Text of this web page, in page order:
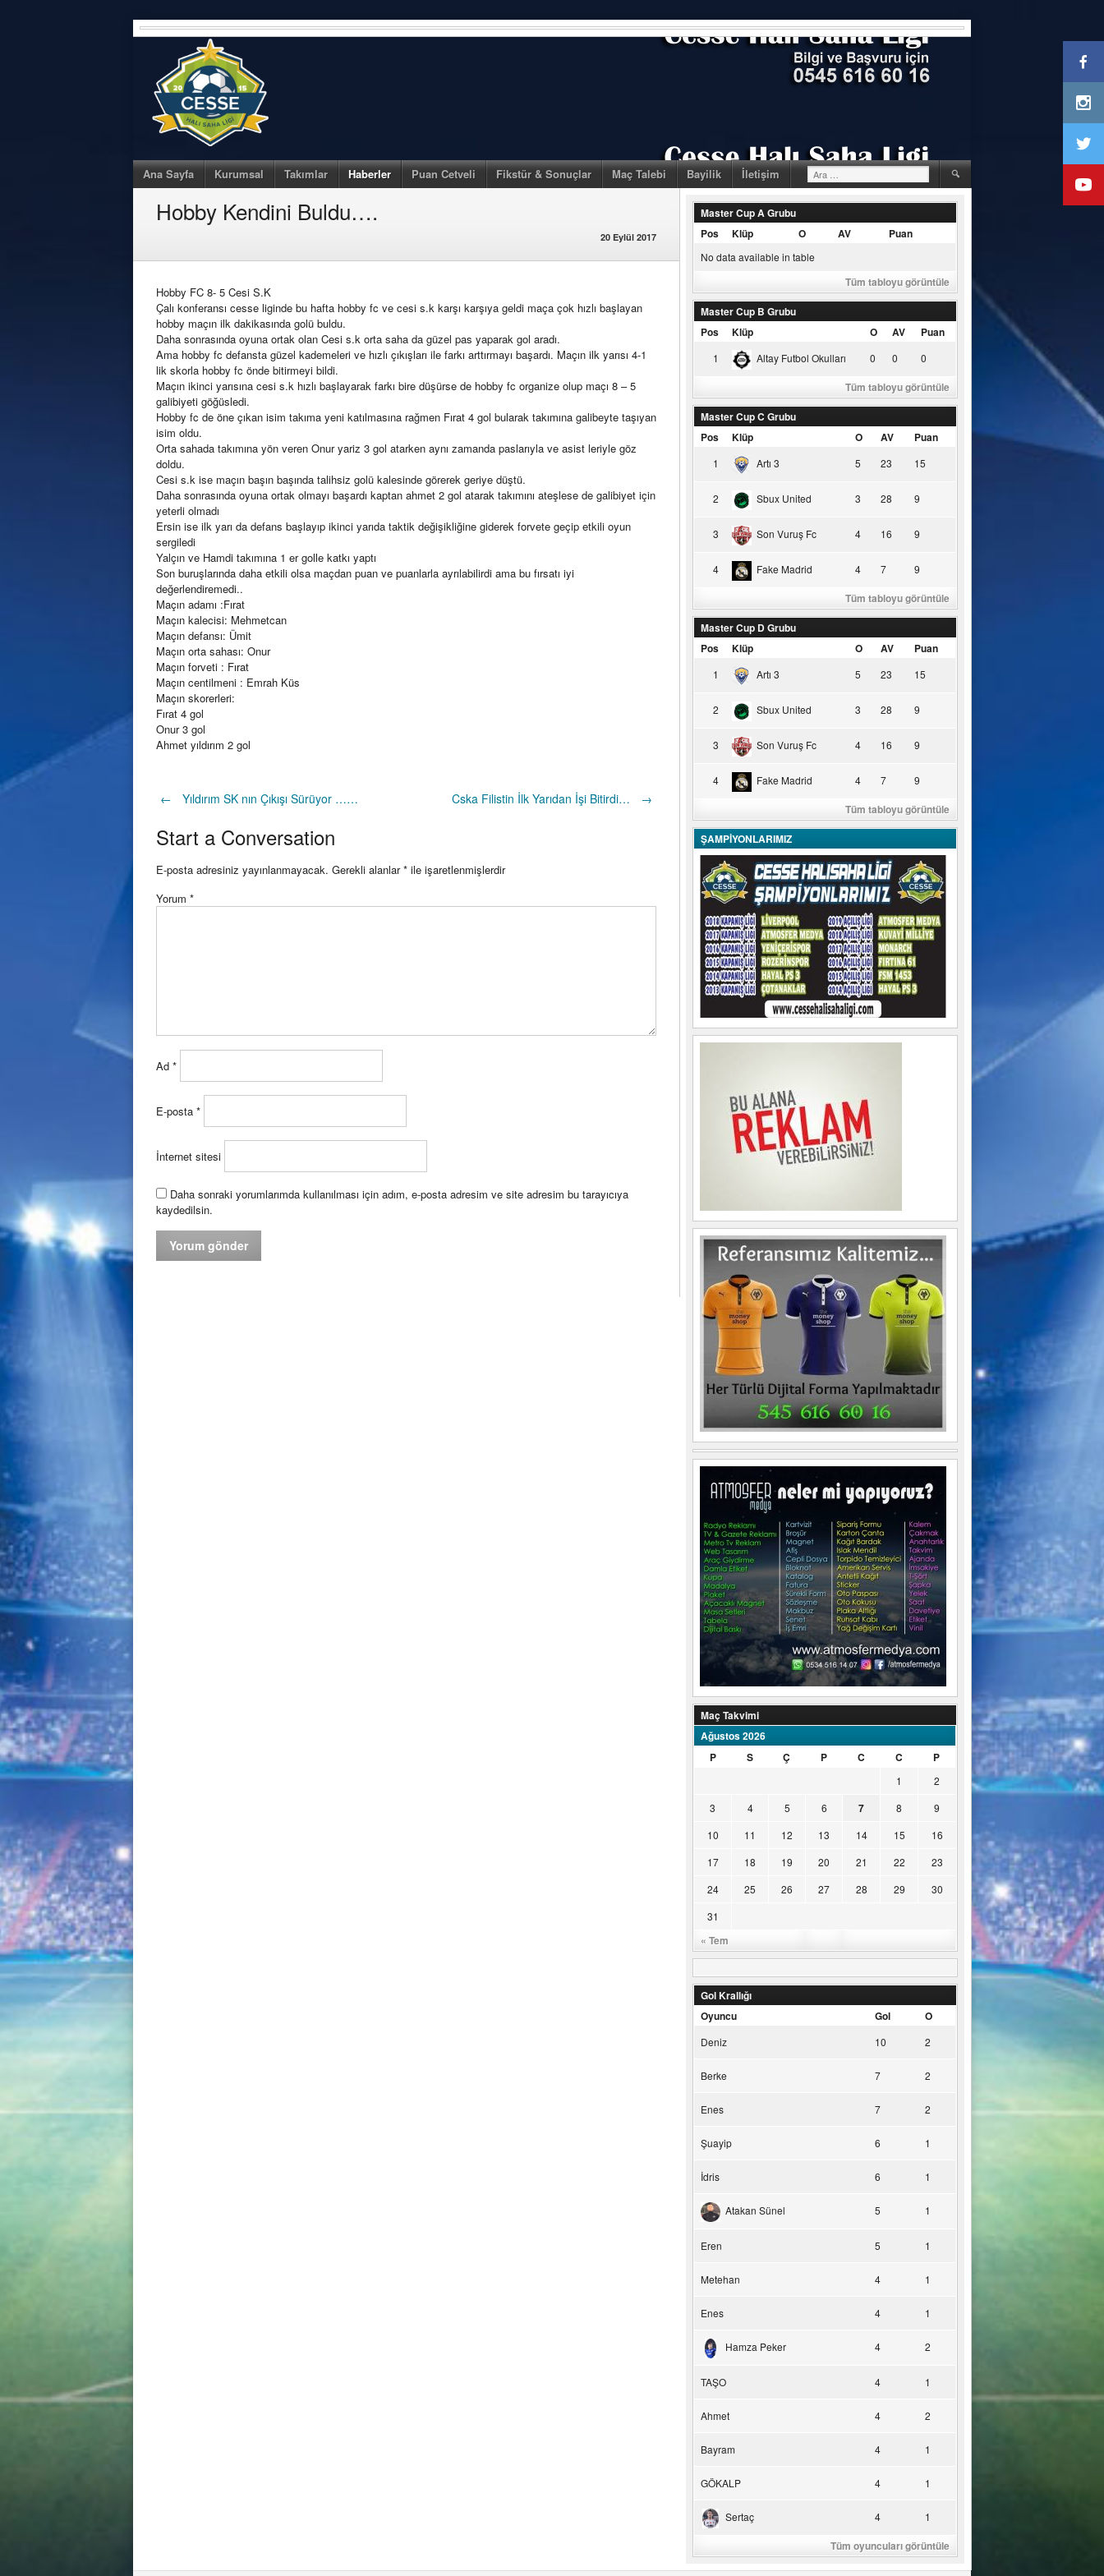
Skip
to
Ana Sayfa Kurumsal Takımlar Haberler Puan Cetveli Fikstür & Sonuçlar Maç Talebi Bayilik İletişim Arama:
Hobby Kendini Buldu….
20 Eylül 2017
Hobby FC 8- 5 Cesi S.K
Çalı konferansı cesse liginde bu hafta hobby fc ve cesi s.k karşı karşıya geldi maça çok hızlı başlayan
hobby maçın ilk dakikasında golü buldu.
Daha sonrasında oyuna ortak olan Cesi s.k orta saha da güzel pas yaparak gol aradı.
Ama hobby fc defansta güzel kademeleri ve hızlı çıkışları ile farkı arttırmayı başardı. Maçın ilk yarısı 4-1
lik skorla hobby fc önde bitirmeyi bildi.
Maçın ikinci yarısına cesi s.k hızlı başlayarak farkı bire düşürse de hobby fc organize olup maçı 8 – 5
galibiyeti göğüsledi.
Hobby fc de öne çıkan isim takıma yeni katılmasına rağmen Fırat 4 gol bularak takımına galibeyte taşıyan
isim oldu.
Orta sahada takımına yön veren Onur yariz 3 gol atarken aynı zamanda paslarıyla ve asist leriyle göz
doldu.
Cesi s.k ise maçın başın başında talihsiz golü kalesinde görerek geriye düştü.
Daha sonrasında oyuna ortak olmayı başardı kaptan ahmet 2 gol atarak takımını ateşlese de galibiyet için
yeterli olmadı
Ersin ise ilk yarı da defans başlayıp ikinci yarıda taktik değişikliğine giderek forvete geçip etkili oyun
sergiledi
Yalçın ve Hamdi takımına 1 er golle katkı yaptı
Son buruşlarında daha etkili olsa maçdan puan ve puanlarla ayrılabilirdi ama bu fırsatı iyi
değerlendiremedi..
Maçın adamı :Fırat
Maçın kalecisi: Mehmetcan
Maçın defansı: Ümit
Maçın orta sahası: Onur
Maçın forveti : Fırat
Maçın centilmeni : Emrah Küs
Maçın skorerleri:
Fırat 4 gol
Onur 3 gol
Ahmet yıldırım 2 gol
Post
navigation
← Yıldırım SK nın Çıkışı Sürüyor …… Cska Filistin İlk Yarıdan İşi Bitirdi… →
Start a Conversation
E-posta adresiniz yayınlanmayacak. Gerekli alanlar* ile işaretlenmişlerdir
Yorum *
Ad *
E-posta *
İnternet sitesi
Daha sonraki yorumlarımda kullanılması için adım, e-posta adresim ve site adresim bu tarayıcıya
kaydedilsin.
Master Cup A Grubu
Pos
Klüp O AV Puan
No data available in table
Tüm tabloyu görüntüle
Master Cup B Grubu
Pos
Klüp O AV Puan
1 Altay Futbol Okulları 0 0 0
Tüm tabloyu görüntüle
Master Cup C Grubu
Pos
Klüp O AV Puan
1 Artı 3 5 23 15
2 Sbux United 3 28 9
3 Son Vuruş Fc 4 16 9
4 Fake Madrid 4 7 9
Tüm tabloyu görüntüle
Master Cup D Grubu
Pos
Klüp O AV Puan
1 Artı 3 5 23 15
2 Sbux United 3 28 9
3 Son Vuruş Fc 4 16 9
4 Fake Madrid 4 7 9
Tüm tabloyu görüntüle
ŞAMPİYONLARIMIZ
Maç Takvimi
Ağustos 2026
P
S Ç P C C P
« Tem
1
2
3
4 5 6 7 8
9
10
11 12 13 14 15
16
17
18 19 20 21 22
23
24
25 26 27 28 29
30
31
Gol Krallığı
Oyuncu
Gol O
Deniz 10 2
Berke 7 2
Enes 7 2
Şuayip 6 1
İdris 6 1
Atakan Sünel 5 1
Eren 5 1
Metehan 4 1
Enes 4 1
Hamza Peker 4 2
TAŞO 4 1
Ahmet 4 2
Bayram 4 1
GÖKALP 4 1
Sertaç 4 1
Tüm oyuncuları görüntüle